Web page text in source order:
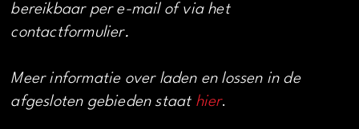
bereikbaar per e-mail of via het
contactformulier.
Meer informatie over laden en lossen in de
afgesloten gebieden staat hier.